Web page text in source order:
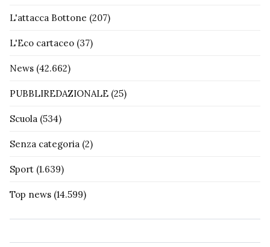
L'attacca Bottone (207)
L'Eco cartaceo (37)
News (42.662)
PUBBLIREDAZIONALE (25)
Scuola (534)
Senza categoria (2)
Sport (1.639)
Top news (14.599)